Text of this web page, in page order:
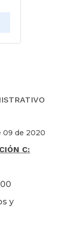
09 de 2020
C:
y